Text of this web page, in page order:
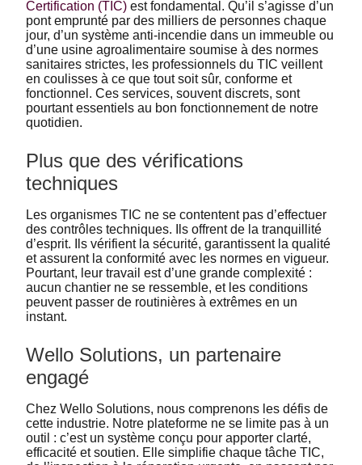
Certification (TIC) est fondamental. Qu’il s’agisse d’un
pont emprunté par des milliers de personnes chaque
jour, d’un système anti-incendie dans un immeuble ou
d’une usine agroalimentaire soumise à des normes
sanitaires strictes, les professionnels du TIC veillent
en coulisses à ce que tout soit sûr, conforme et
fonctionnel. Ces services, souvent discrets, sont
pourtant essentiels au bon fonctionnement de notre
quotidien.
Plus que des vérifications
techniques
Les organismes TIC ne se contentent pas d’effectuer
des contrôles techniques. Ils offrent de la tranquillité
d’esprit. Ils vérifient la sécurité, garantissent la qualité
et assurent la conformité avec les normes en vigueur.
Pourtant, leur travail est d’une grande complexité :
aucun chantier ne se ressemble, et les conditions
peuvent passer de routinières à extrêmes en un
instant.
Wello Solutions, un partenaire
engagé
Chez Wello Solutions, nous comprenons les défis de
cette industrie. Notre plateforme ne se limite pas à un
outil : c’est un système conçu pour apporter clarté,
efficacité et soutien. Elle simplifie chaque tâche TIC,